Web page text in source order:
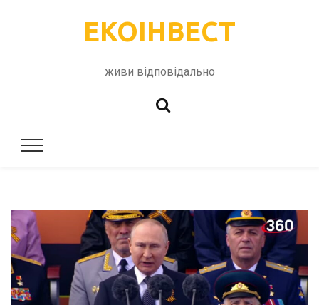
ЕКОІНВЕСТ
живи відповідально